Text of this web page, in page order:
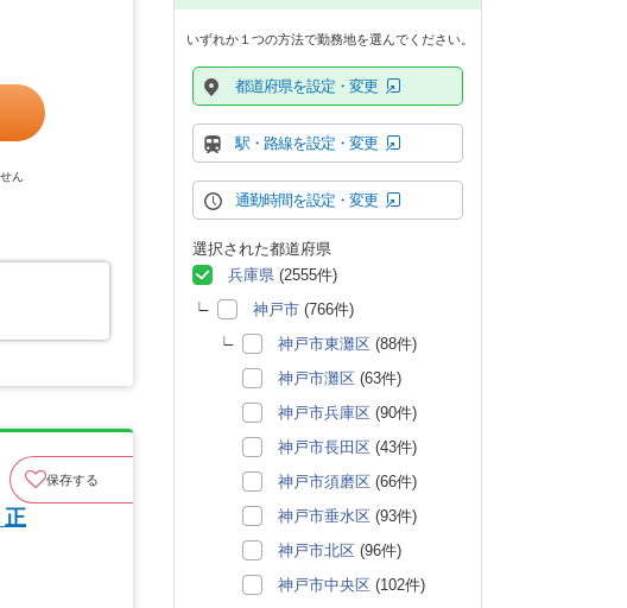
ん
保存する
正
いずれか１つの方法で勤務地を選んでください。
都道府県を設定・変更
駅・路線を設定・変更
通勤時間を設定・変更
選択された都道府県
兵庫県 (2555件)
神戸市 (766件)
神戸市東灘区 (88件)
神戸市灘区 (63件)
神戸市兵庫区 (90件)
神戸市長田区 (43件)
神戸市須磨区 (66件)
神戸市垂水区 (93件)
神戸市北区 (96件)
神戸市中央区 (102件)